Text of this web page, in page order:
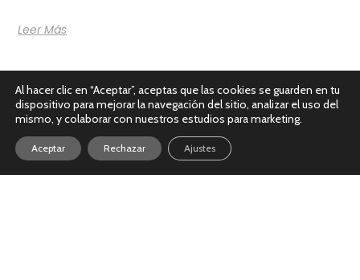
Leer Más
Al hacer clic en “Aceptar”, aceptas que las cookies se guarden en tu
dispositivo para mejorar la navegación del sitio, analizar el uso del
mismo, y colaborar con nuestros estudios para marketing.
Aceptar Rechazar Ajustes